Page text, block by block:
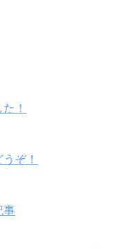
！
ぞ！
事